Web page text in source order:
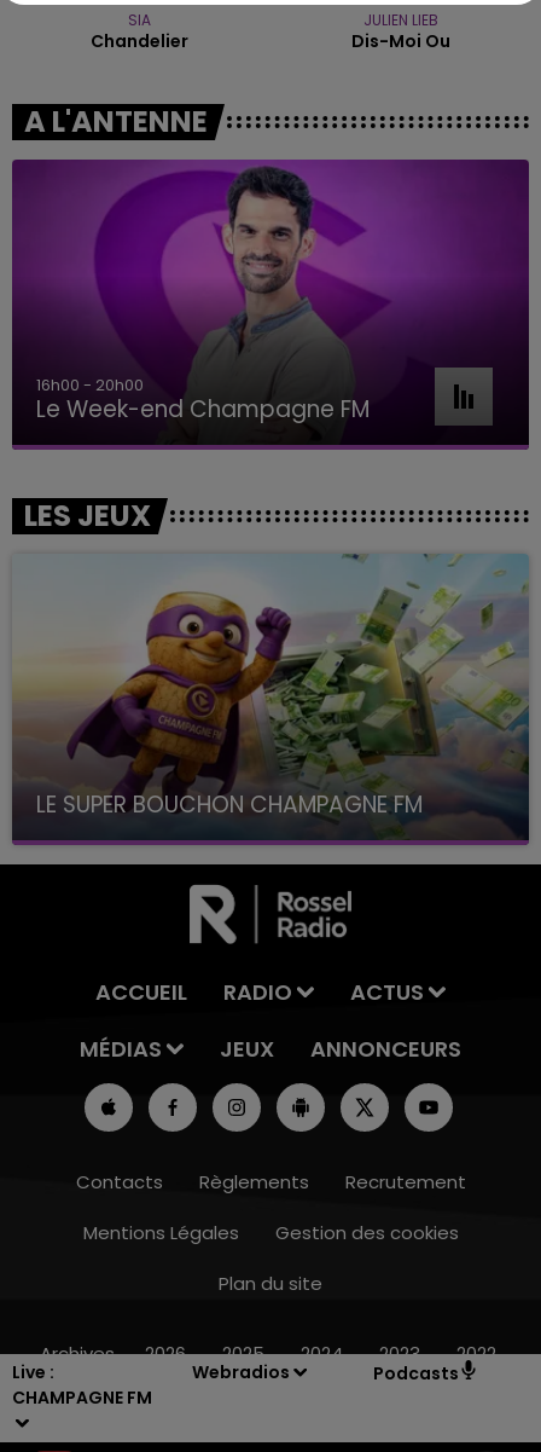
Live :
CHAMPAGNE FM
Webradios Podcasts
11h00 - 16h00
SIA
Chandelier
JULIEN LIEB
Dis-Moi Ou
A L'ANTENNE
16h00 - 20h00
Le Week-end Champagne FM
LES JEUX
LE SUPER BOUCHON CHAMPAGNE FM
avec La Famille Champagne FM, à 8H10
ACCUEIL RADIO
ACTUS
MÉDIAS
JEUX ANNONCEURS
Contacts Règlements
Recrutement
Mentions Légales
Gestion des cookies
Plan du site
Archives 2026 2025 2024 2023 2022